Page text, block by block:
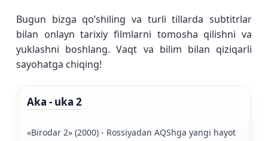
Bugun bizga qo’shiling va turli tillarda subtitrlar
bilan onlayn tarixiy filmlarni tomosha qilishni va
yuklashni boshlang. Vaqt va bilim bilan qiziqarli
sayohatga chiqing!
Aka - uka 2
«Birodar 2» (2000) - Rossiyadan AQShga yangi hayot